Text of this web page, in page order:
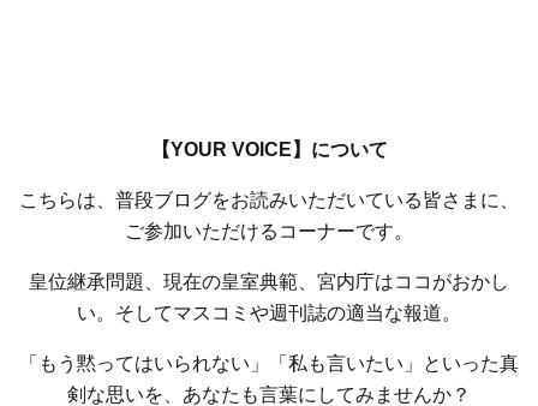
【YOUR VOICE】について
こちらは、普段ブログをお読みいただいている皆さまに、
ご参加いただけるコーナーです。
皇位継承問題、現在の皇室典範、宮内庁はココがおかし
い。そしてマスコミや週刊誌の適当な報道。
「もう黙ってはいられない」「私も言いたい」といった真
剣な思いを、あなたも言葉にしてみませんか？